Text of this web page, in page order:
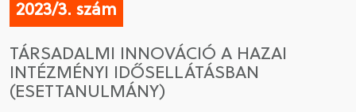
2023/3. szám
TÁRSADALMI INNOVÁCIÓ A HAZAI
INTÉZMÉNYI IDŐSELLÁTÁSBAN
(ESETTANULMÁNY)